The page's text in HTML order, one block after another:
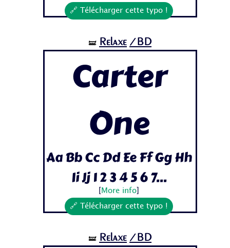
🔗 Télécharger cette typo !
🝛 Relaxe /BD
Carter
One
Aa Bb Cc Dd Ee Ff Gg Hh
Ii Jj 1 2 3 4 5 6 7...
More info
🔗 Télécharger cette typo !
🝛 Relaxe /BD